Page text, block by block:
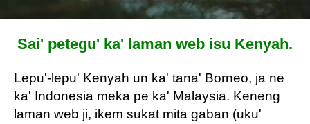
Sai' petegu' ka' laman web isu Kenyah.
Lepu'-lepu' Kenyah un ka' tana' Borneo, ja ne
ka' Indonesia meka pe ka' Malaysia. Keneng
laman web ji, ikem sukat mita gaban (uku'